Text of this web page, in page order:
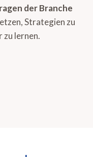
der Branche
Strategien zu
zu lernen.